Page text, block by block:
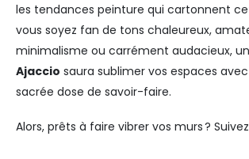
les tendances peinture qui cartonnent
vous soyez fan de tons chaleureux,
minimalisme ou carrément audacieux,
Ajaccio saura sublimer vos espaces
sacrée dose de savoir-faire.
Alors, prêts à faire vibrer vos murs ?